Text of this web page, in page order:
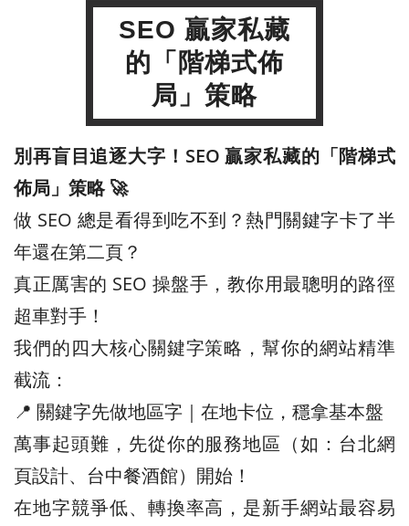
SEO 贏家私藏
的「階梯式佈
局」策略
別再盲目追逐大字！SEO 贏家私藏的「階梯式
佈局」策略 🚀
做 SEO 總是看得到吃不到？熱門關鍵字卡了半
年還在第二頁？
真正厲害的 SEO 操盤手，教你用最聰明的路徑
超車對手！
我們的四大核心關鍵字策略，幫你的網站精準
截流：
📍 關鍵字先做地區字｜在地卡位，穩拿基本盤
萬事起頭難，先從你的服務地區（如：台北網
頁設計、台中餐酒館）開始！
在地字競爭低、轉換率高，是新手網站最容易